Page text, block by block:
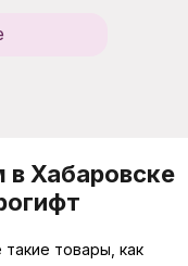
Хабаровске
товары, как